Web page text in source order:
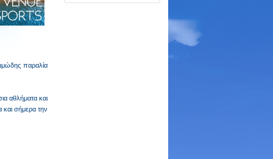
παραλία
αθλήματα και
και σήμερα την